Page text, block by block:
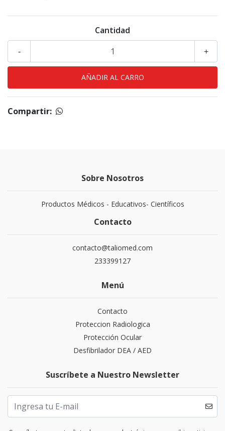
Cantidad
+
-
Compartir:
Sobre Nosotros
Productos Médicos - Educativos- Científicos
Contacto
contacto@taliomed.com
233399127
Menú
Contacto
Proteccion Radiologica
Protección Ocular
Desfibrilador DEA / AED
Suscríbete a Nuestro Newsletter